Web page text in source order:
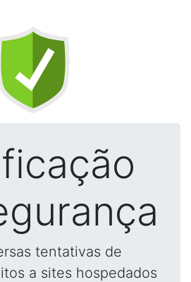
tentativas de
a sites hospedados